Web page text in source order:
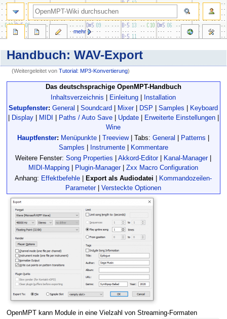
Handbuch: WAV-Export
(Weitergeleitet vonTutorial: MP3-Konvertierung)
springen
springen
Das deutschsprachige OpenMPT-Handbuch
Inhaltsverzeichnis
Einleitung
Installation
Setupfenster: General |Soundcard Mixer| DSP |Samples
Keyboard
Display| MIDI Paths / Auto Save| Update| Erweiterte Einstellungen|
Wine
Hauptfenster: Menüpunkte |Treeview| Tabs:General Patterns
Samples
Instrumente|
Kommentare
Weitere Fenster:Song Properties |Akkord-Editor| Kanal-Manager|
MIDI-Mapping
Plugin-Manager|Zxx Macro Configuration
Anhang: Effektbefehle Export als Audiodatei
Kommandozeilen-
Parameter|Versteckte Optionen
OpenMPT kann Module in eine Vielzahl von Streaming-Formaten
mehr
Suche